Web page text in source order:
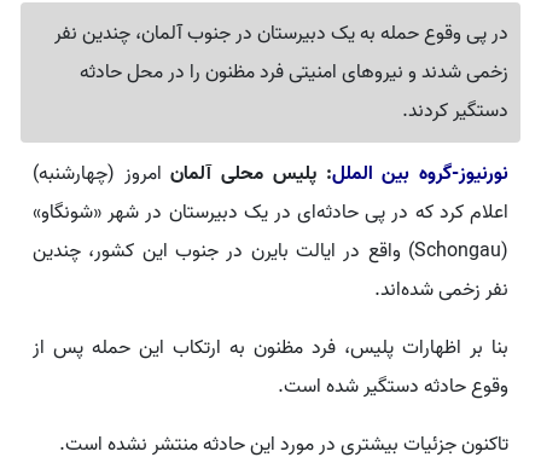
در پی وقوع حمله به یک دبیرستان در جنوب آلمان، چندین نفر
زخمی شدند و نیروهای امنیتی فرد مظنون را در محل حادثه
دستگیر کردند.
نورنیوز-گروه بین الملل: پلیس محلی آلمان امروز (چهارشنبه)
اعلام کرد که در پی حادثه‌ای در یک دبیرستان در شهر «شونگاو»
(Schongau) واقع در ایالت بایرن در جنوب این کشور، چندین
نفر زخمی شده‌اند.
بنا بر اظهارات پلیس، فرد مظنون به ارتکاب این حمله پس از
وقوع حادثه دستگیر شده است.
تاکنون جزئیات بیشتری در مورد این حادثه منتشر نشده است.